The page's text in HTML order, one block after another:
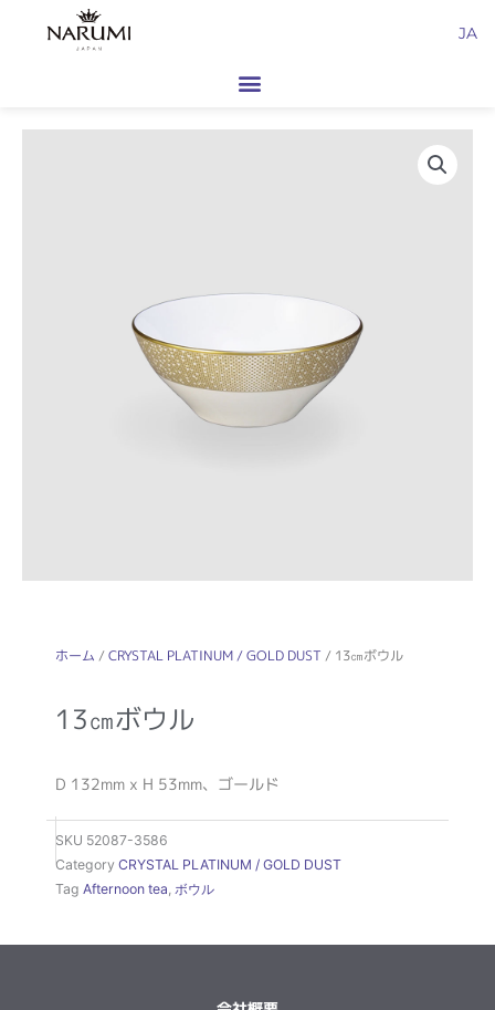
JA
ホーム /CRYSTAL PLATINUM / GOLD DUST / 13㎝ボウル
13㎝ボウル
D 132mm x H 53mm、ゴールド
SKU 52087-3586
Category CRYSTAL PLATINUM / GOLD DUST
Tag Afternoon tea ボウル